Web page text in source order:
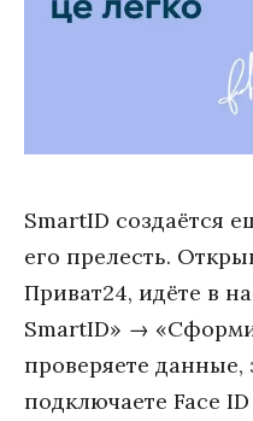
SmartID создаётся
его прелесть.
Приват24, идёте в
SmartID» →
проверяете данные,
подключаете Face